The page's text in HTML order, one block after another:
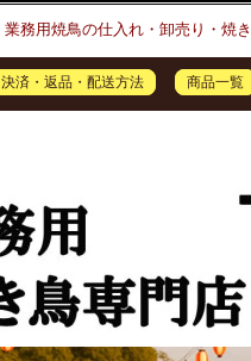
業務用焼鳥の仕入れ・卸売り・焼
決済・返品・配送方法 商品一覧